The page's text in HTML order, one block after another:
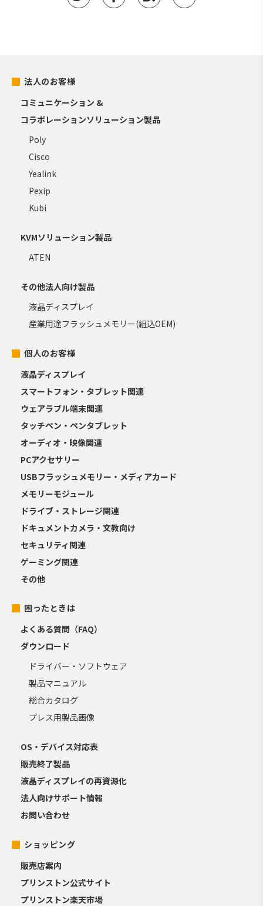
法人のお客様
コミュニケーション &
コラボレーションソリューション製品
Poly
Cisco
Yealink
Pexip
Kubi
KVMソリューション製品
ATEN
その他法人向け製品
液晶ディスプレイ
産業用途フラッシュメモリー(組込OEM)
個人のお客様
液晶ディスプレイ
スマートフォン・タブレット関連
ウェアラブル端末関連
タッチペン・ペンタブレット
オーディオ・映像関連
PCアクセサリー
USBフラッシュメモリー・メディアカード
メモリーモジュール
ドライブ・ストレージ関連
ドキュメントカメラ・文教向け
セキュリティ関連
ゲーミング関連
その他
困ったときは
よくある質問（FAQ）
ダウンロード
ドライバー・ソフトウェア
製品マニュアル
総合カタログ
プレス用製品画像
OS・デバイス対応表
販売終了製品
液晶ディスプレイの再資源化
法人向けサポート情報
お問い合わせ
ショッピング
販売店案内
プリンストン公式サイト
プリンストン楽天市場